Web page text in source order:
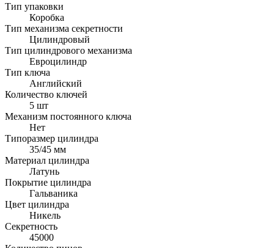
Тип упаковки
Коробка
Тип механизма секретности
Цилиндровый
Тип цилиндрового механизма
Евроцилиндр
Тип ключа
Английский
Количество ключей
5 шт
Механизм постоянного ключа
Нет
Типоразмер цилиндра
35/45 мм
Материал цилиндра
Латунь
Покрытие цилиндра
Гальваника
Цвет цилиндра
Никель
Секретность
45000